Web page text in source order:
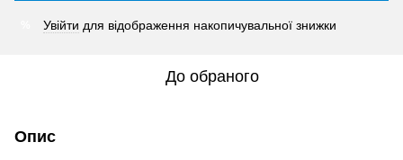
Увійти для відображення накопичувальної знижки
До обраного
Опис